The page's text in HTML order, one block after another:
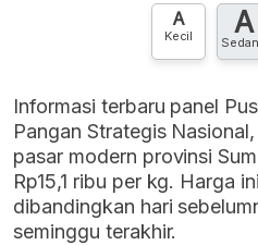
Hubungi sekarang »
A
Kecil A
Informasi terbaru panel
Pangan Strategis
pasar modern provinsi
Rp15,1 ribu per kg. Harga
dibandingkan hari
seminggu terakhir.